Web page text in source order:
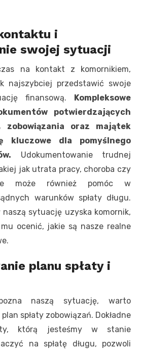
i
swojej sytuacji
na kontakt z komornikiem,
najszybciej przedstawić swoje
finansową. Kompleksowe
potwierdzających
zobowiązania oraz majątek
kluczowe dla pomyślnego
Udokumentowanie trudnej
jak utrata pracy, choroba czy
może również pomóc w
warunków spłaty długu.
sytuację uzyska komornik,
ocenić, jakie są nasze realne
planu spłaty i
naszą sytuację, warto
spłaty zobowiązań. Dokładne
którą jesteśmy w stanie
na spłatę długu, pozwoli